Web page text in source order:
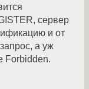
сервер
и от
а уж
Forbidden.